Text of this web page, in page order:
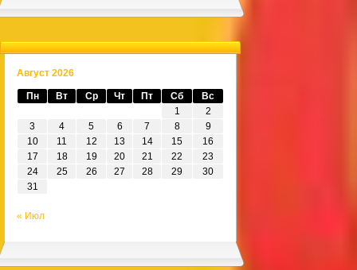
Август 2026
Пн Вт Ср Чт Пт Сб
Вс
1
2
3
4 5 6 7 8
9
10
11 12 13 14 15
16
17
18 19 20 21 22
23
24
25 26 27 28 29
30
31
« Июл